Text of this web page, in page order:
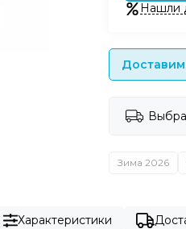
Нашли
Доставим
Зима 2026
Характеристики